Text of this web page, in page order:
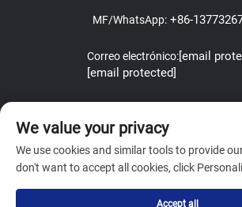
MF/WhatsApp:+86-
Correo electrónico:[email
[email protected]
We value your privacy
We use cookies and similar tools to provide
don't want to accept all cookies, click
Accept all